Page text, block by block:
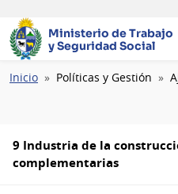
Ministerio de Trabajo
y Seguridad Social
Ruta
Inicio Políticas y Gestión
9 Industria de la
complementarias